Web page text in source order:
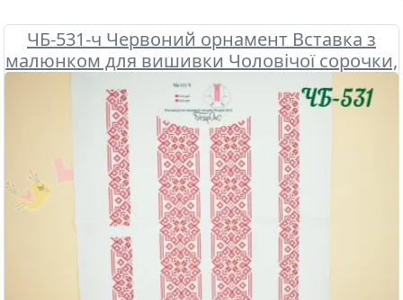
ЧБ-531-ч Червоний орнамент Вставка з
малюнком для вишивки Чоловічої сорочки,
Бісерок